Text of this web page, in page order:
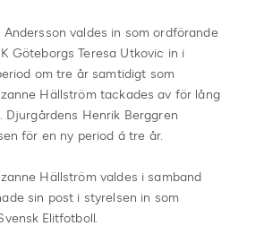
valdes in som ordförande
Göteborgs Teresa Utkovic in i
om tre år samtidigt som
Hällström tackades av för lång
Henrik Berggren
för en ny period á tre år.
Hällström valdes i samband
sin post i styrelsen in som
Elitfotboll.